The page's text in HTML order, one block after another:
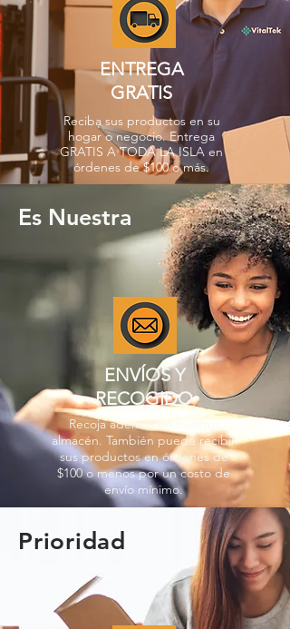
ENTREGA
GRATIS
Reciba sus productos en su
hogar o negocio. Entrega
GRATIS A TODA LA ISLA en
órdenes de $100 o más.
Es Nuestra
ENVÍOS Y
RECOGIDO
Recoja además en nuestro
almacén. También puede recibir
sus productos en órdenes de
$100 o menos por un costo de
envío mínimo.
Prioridad